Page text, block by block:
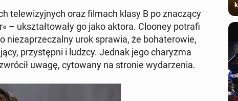
te­le­wi­zyj­nych oraz filmach klasy B po zna­czą­cy
– ukształ­to­wa­ły go jako aktora. Clooney potrafi
nie­za­prze­czal­ny urok sprawia, że bo­ha­te­ro­wie,
przy­stęp­ni i ludzcy. Jednak jego cha­ry­zma
uwagę, cy­to­wa­ny na stronie wy­da­rze­nia.